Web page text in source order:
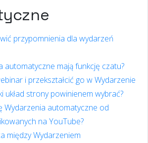
przypomnienia dla wydarzeń
automatyczne mają funkcję czatu?
i przekształcić go w Wydarzenie
układ strony powinienem wybrać?
Wydarzenia automatyczne od
na YouTube?
między Wydarzeniem